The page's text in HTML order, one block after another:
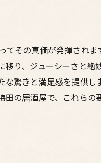
その真価が発揮され
り、ジューシーさと
驚きと満足感を提供
の居酒屋で、これら